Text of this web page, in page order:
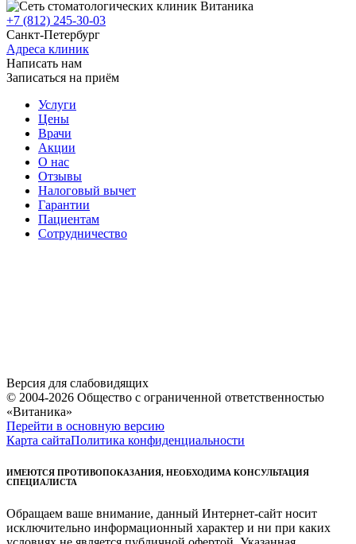
+7 (812) 245-30-03
Санкт-Петербург
Адреса клиник
Написать нам
Записаться на приём
Услуги
Цены
Врачи
Акции
О нас
Отзывы
Налоговый вычет
Гарантии
Пациентам
Сотрудничество
Версия для слабовидящих
© 2004-2026 Общество с ограниченной ответственностью
«Витаника»
Перейти в основную версию
Карта сайтаПолитика конфиденциальности
ИМЕЮТСЯ ПРОТИВОПОКАЗАНИЯ, НЕОБХОДИМА КОНСУЛЬТАЦИЯ
СПЕЦИАЛИСТА
Обращаем ваше внимание, данный Интернет-сайт носит
исключительно информационный характер и ни при каких